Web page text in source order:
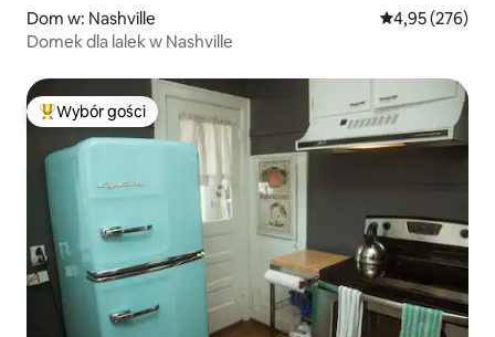
Dom w: Nashville Średnia
4,95 (276)
Domek dla lalek w Nashville
Najpopularniejsze z kategorii Wybór gości
Wybór gości